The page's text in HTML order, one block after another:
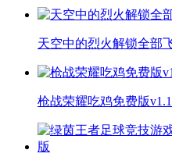
天空中的烈火解锁全部
枪战荣耀吃鸡免费版